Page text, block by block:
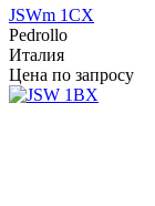
JSWm 1CX
Pedrollo
Италия
Цена по запросу